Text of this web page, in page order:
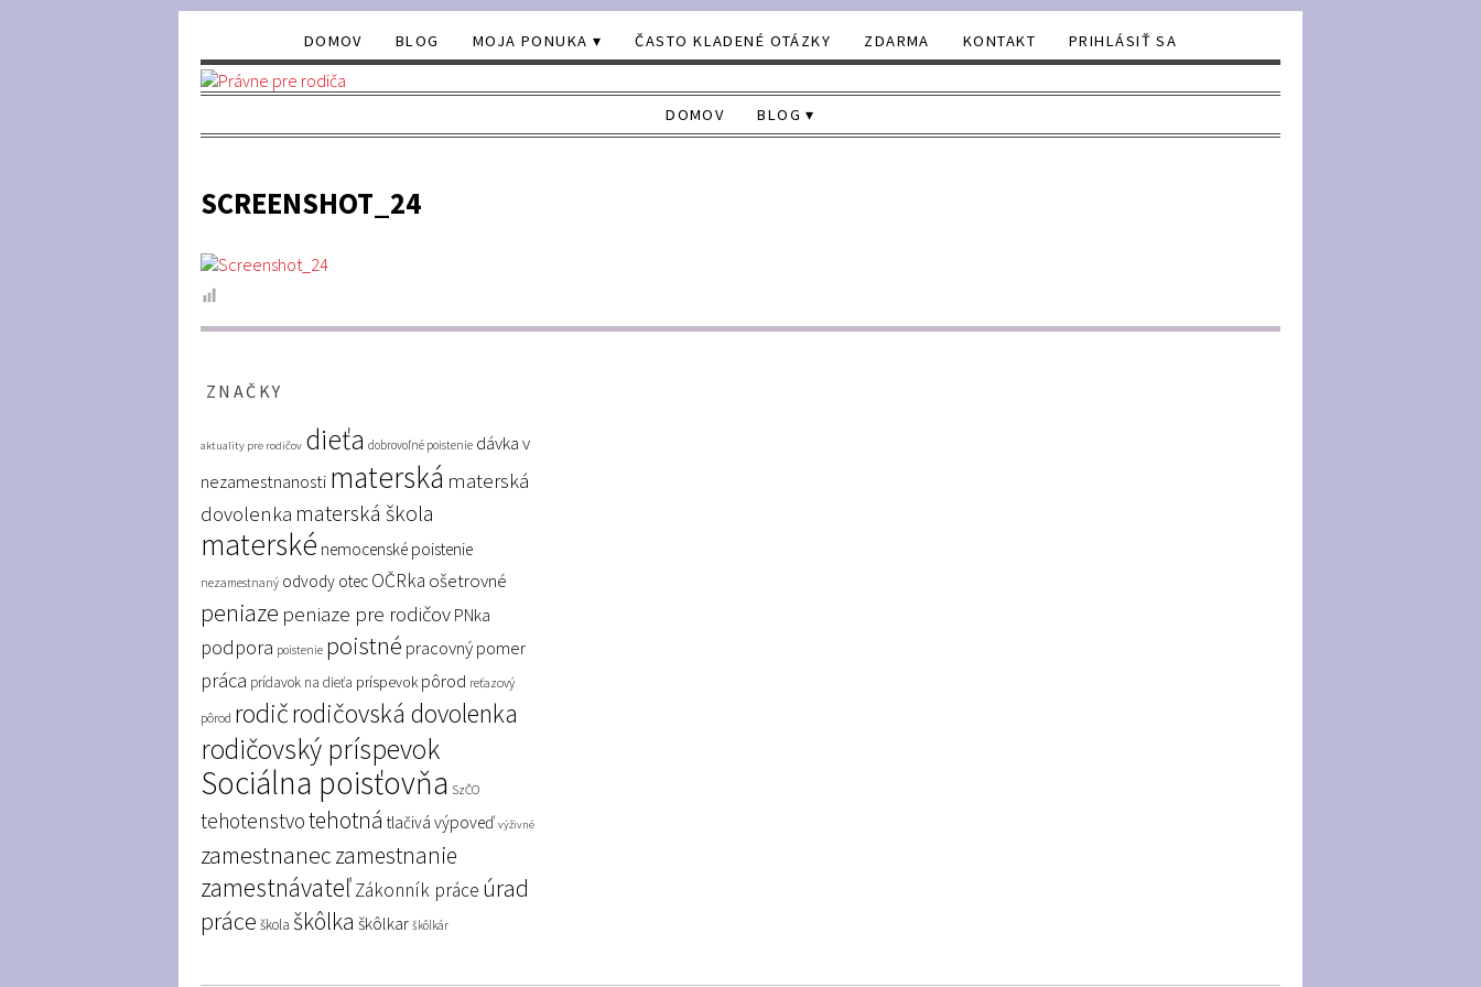
DOMOV BLOG MOJA PONUKA ČASTO KLADENÉ OTÁZKY ZDARMA KONTAKT PRIHLÁSIŤ SA
DOMOV BLOG
SCREENSHOT_24
ZNAČKY
aktuality pre rodičov dieťa dobrovoľné poistenie dávka v
nezamestnanosti materská materská
dovolenka materská škola
materské nemocenské poistenie
nezamestnaný odvody otec OČRka ošetrovné
peniaze peniaze pre rodičov PNka
podpora poistenie poistné pracovný pomer
práca prídavok na dieťa príspevok pôrod reťazový
pôrod rodičrodičovská dovolenka
rodičovský príspevok
Sociálna poisťovňa SzČO
tehotenstvotehotná tlačivá výpoveď výživné
zamestnaneczamestnanie
zamestnávateľZákonník práce úrad
práce škola škôlka škôlkar škôlkár